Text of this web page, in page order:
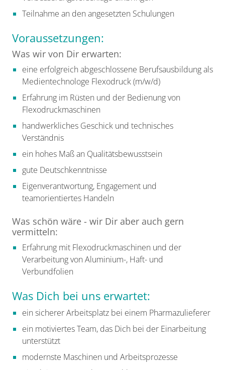
Teilnahme an den angesetzten Schulungen
Voraussetzungen:
Was wir von Dir erwarten:
eine erfolgreich abgeschlossene Berufsausbildung als
Medientechnologe Flexodruck (m/w/d)
Erfahrung im Rüsten und der Bedienung von
Flexodruckmaschinen
handwerkliches Geschick und technisches
Verständnis
ein hohes Maß an Qualitätsbewusstsein
gute Deutschkenntnisse
Eigenverantwortung, Engagement und
teamorientiertes Handeln
Was schön wäre - wir Dir aber auch gern
vermitteln:
Erfahrung mit Flexodruckmaschinen und der
Verarbeitung von Aluminium-, Haft- und
Verbundfolien
Was Dich bei uns erwartet:
ein sicherer Arbeitsplatz bei einem Pharmazulieferer
ein motiviertes Team, das Dich bei der Einarbeitung
unterstützt
modernste Maschinen und Arbeitsprozesse